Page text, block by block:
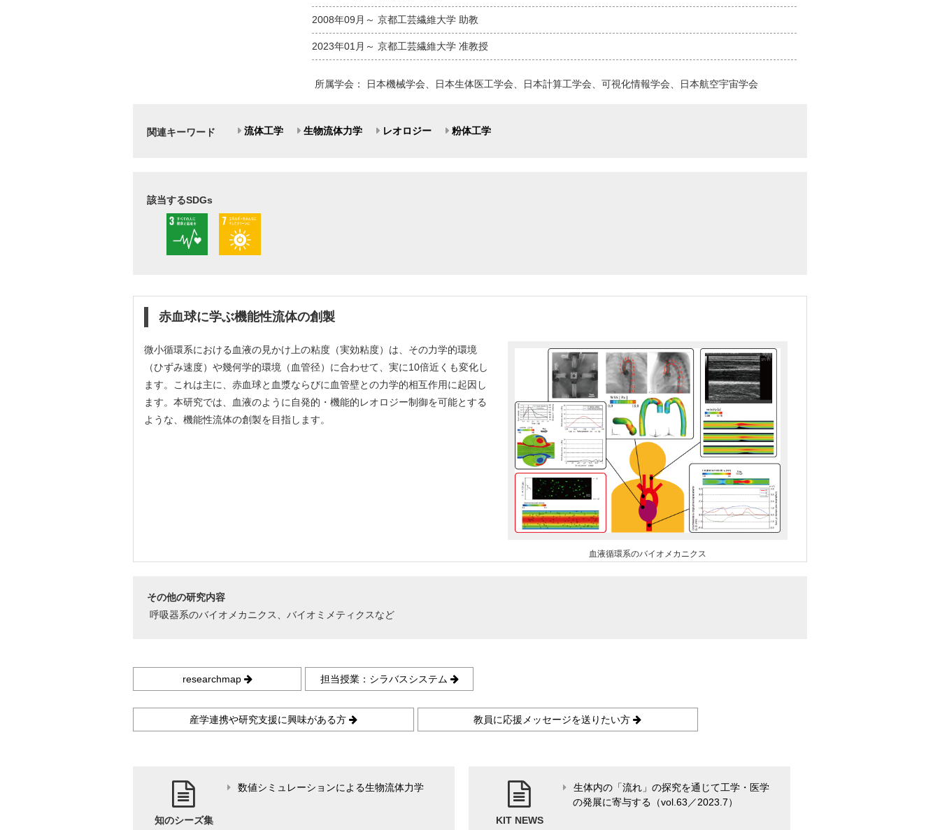
2008年09月～ 京都工芸繊維大学 助教
2023年01月～ 京都工芸繊維大学 准教授
所属学会： 日本機械学会、日本生体医工学会、日本計算工学会、可視化情報学会、日本航空宇宙学会
関連キーワード 流体工学 生物流体力学 レオロジー 粉体工学
該当するSDGs
赤血球に学ぶ機能性流体の創製
微小循環系における血液の見かけ上の粘度（実効粘度）は、その力学的環境
（ひずみ速度）や幾何学的環境（血管径）に合わせて、実に10倍近くも変化し
ます。これは主に、赤血球と血漿ならびに血管壁との力学的相互作用に起因し
ます。本研究では、血液のように自発的・機能的レオロジー制御を可能とする
ような、機能性流体の創製を目指します。
血液循環系のバイオメカニクス
その他の研究内容
呼吸器系のバイオメカニクス、バイオミメティクスなど
researchmap 担当授業：シラバスシステム
産学連携や研究支援に興味がある方 教員に応援メッセージを送りたい方
知のシーズ集
数値シミュレーションによる生物流体力学
KIT NEWS
生体内の「流れ」の探究を通じて工学・医学
の発展に寄与する（vol.63／2023.7）